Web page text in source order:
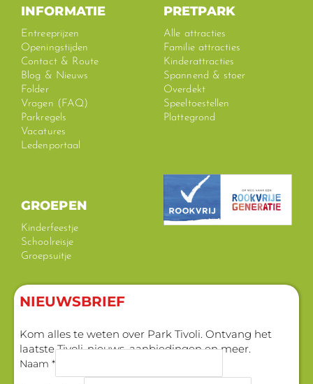
u
b
e
a
g
r
a
m
INFORMATIE
Entreeprijzen
Openingstijden
Contact & Route
Blog & Nieuws
Folder
Vragen (FAQ)
Parkregels
Vacatures
Ledenportaal
PRETPARK
Alle attracties
Familie attracties
Kinderattracties
Spannend & stoer
Overdekt
Speeltoestellen
Plattegrond
GROEPEN
Kinderfeestje
Schoolreisje
Groepsuitje
NIEUWSBRIEF
Kom alles te weten over Park Tivoli. Ontvang het
laatste Tivoli-nieuws, aanbiedingen en meer.
Naam *